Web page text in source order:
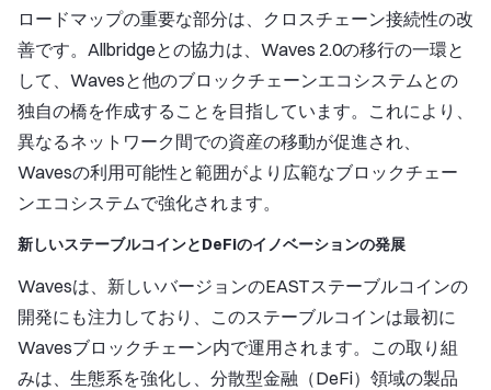
ロードマップの重要な部分は、クロスチェーン接続性の改
善です。Allbridgeとの協力は、Waves 2.0の移行の一環と
して、Wavesと他のブロックチェーンエコシステムとの
独自の橋を作成することを目指しています。これにより、
異なるネットワーク間での資産の移動が促進され、
Wavesの利用可能性と範囲がより広範なブロックチェー
ンエコシステムで強化されます。
新しいステーブルコインとDeFiのイノベーションの発展
Wavesは、新しいバージョンのEASTステーブルコインの
開発にも注力しており、このステーブルコインは最初に
Wavesブロックチェーン内で運用されます。この取り組
みは、生態系を強化し、分散型金融（DeFi）領域の製品